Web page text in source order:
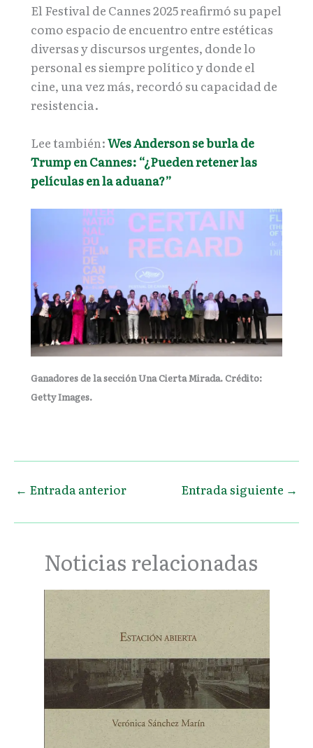
El Festival de Cannes 2025 reafirmó su papel
como espacio de encuentro entre estéticas
diversas y discursos urgentes, donde lo
personal es siempre político y donde el
cine, una vez más, recordó su capacidad de
resistencia.
Lee también:Wes Anderson se burla de
Trump en Cannes: “¿Pueden retener las
películas en la aduana?”
Ganadores de la sección Una Cierta Mirada. Crédito:
Getty Images.
← Entrada anterior Entrada siguiente →
Noticias relacionadas